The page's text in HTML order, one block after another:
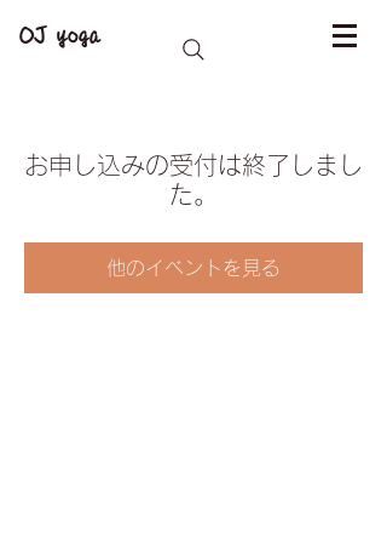
OJ yoga
お申し込みの受付は終了しまし
た。
他のイベントを見る